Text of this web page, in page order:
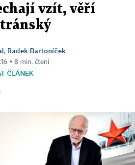
vzít, věří
, Radek Bartoníček
▪ 8 min. čtení
ČLÁNEK